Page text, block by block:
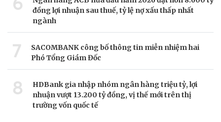
đồng lợi nhuận sau thuế, tỷ lệ nợ xấu thấp nhất
ngành
7
SACOMBANK công bố thông tin miễn nhiệm hai
Phó Tổng Giám Đốc
8
HDBank gia nhập nhóm ngân hàng triệu tỷ, lợi
nhuận vượt 13.200 tỷ đồng, vị thế mới trên thị
trường vốn quốc tế